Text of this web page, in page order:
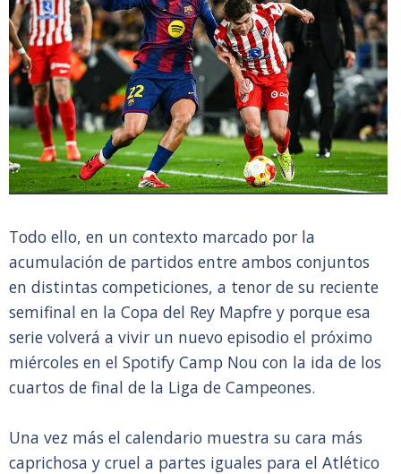
Todo ello, en un contexto marcado por la
acumulación de partidos entre ambos conjuntos
en distintas competiciones, a tenor de su reciente
semifinal en la Copa del Rey Mapfre y porque esa
serie volverá a vivir un nuevo episodio el próximo
miércoles en el Spotify Camp Nou con la ida de los
cuartos de final de la Liga de Campeones.
Una vez más el calendario muestra su cara más
caprichosa y cruel a partes iguales para el Atlético